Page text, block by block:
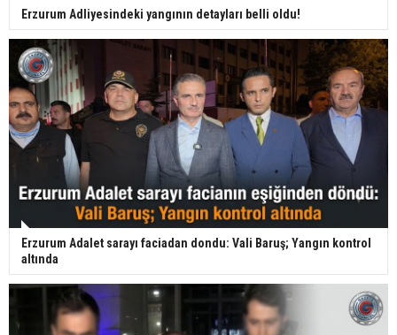
Erzurum Adliyesindeki yangının detayları belli oldu!
Erzurum Adalet sarayı faciadan dondu: Vali Baruş; Yangın kontrol
altında